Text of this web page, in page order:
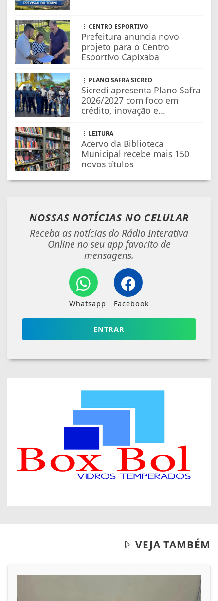
CENTRO ESPORTIVO
Prefeitura anuncia novo
projeto para o Centro
Esportivo Capixaba
PLANO SAFRA SICRED
Sicredi apresenta Plano Safra
2026/2027 com foco em
crédito, inovação e...
LEITURA
Acervo da Biblioteca
Municipal recebe mais 150
novos títulos
NOSSAS NOTÍCIAS NO CELULAR
Receba as notícias do Rádio Interativa
Online no seu app favorito de
mensagens.
Whatsapp Facebook
ENTRAR
VEJA TAMBÉM